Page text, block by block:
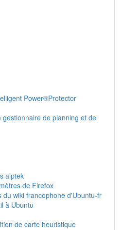
Power®Protector
de planning et de
aiptek
de Firefox
du wiki francophone d'Ubuntu-fr
à Ubuntu
de carte heuristique